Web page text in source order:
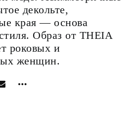
декольте,
края — основа
Образ от THEIA
роковых и
женщин.